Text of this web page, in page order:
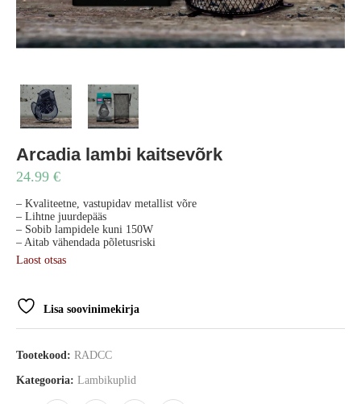
Arcadia lambi kaitsevõrk
24.99 €
– Kvaliteetne, vastupidav metallist võre
– Lihtne juurdepääs
– Sobib lampidele kuni 150W
– Aitab vähendada põletusriski
Laost otsas
Lisa soovinimekirja
Tootekood: RADCC
Kategooria: Lambikuplid